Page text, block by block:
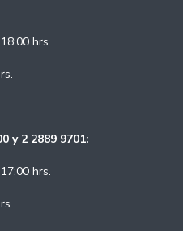
hrs.
y 2 2889 9701:
hrs.